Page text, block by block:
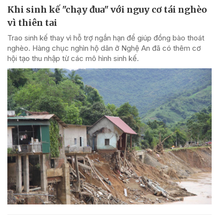
Khi sinh kế "chạy đua" với nguy cơ tái nghèo
vì thiên tai
Trao sinh kế thay vì hỗ trợ ngắn hạn để giúp đồng bào thoát
nghèo. Hàng chục nghìn hộ dân ở Nghệ An đã có thêm cơ
hội tạo thu nhập từ các mô hình sinh kế.